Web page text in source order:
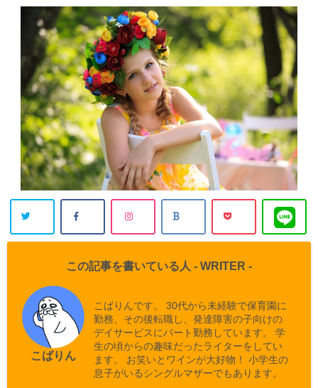
この記事を書いている人 - WRITER -
こばりん
こばりんです。 30代から未経験で保育園に
勤務、その後転職し、発達障害の子向けの
デイサービスにパート勤務しています。 学
生の頃からの趣味だったライターをしてい
ます。 お笑いとワインが大好物！ 小学生の
息子がいるシングルマザーでもあります。